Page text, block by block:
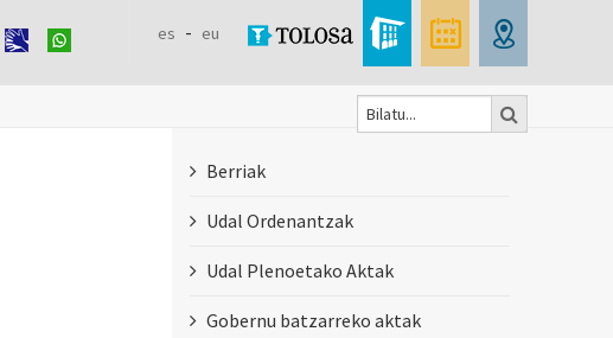
es eu
Formulaire
recherche
Berriak
Udal Ordenantzak
Udal Plenoetako Aktak
Gobernu batzarreko aktak